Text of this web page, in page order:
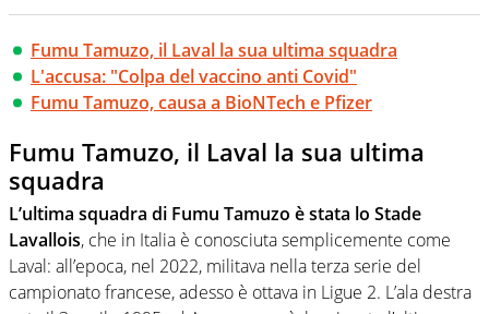
Fumu Tamuzo, il Laval la sua ultima squadra
L'accusa: "Colpa del vaccino anti Covid"
Fumu Tamuzo, causa a BioNTech e Pfizer
Fumu Tamuzo, il Laval la sua ultima
squadra
L’ultima squadra di Fumu Tamuzo è stata lo Stade
Lavallois, che in Italia è conosciuta semplicemente come
Laval: all’epoca, nel 2022, militava nella terza serie del
campionato francese, adesso è ottava in Ligue 2. L’ala destra